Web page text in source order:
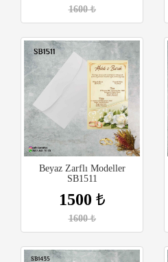
1600₺
Beyaz Zarflı Modeller
SB1511
1500 ₺
1600₺